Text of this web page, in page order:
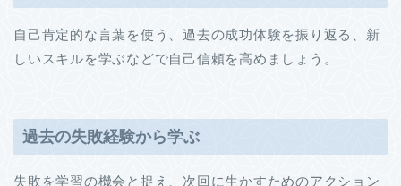
自己肯定的な言葉を使う、過去の成功体験を振り返る、新
しいスキルを学ぶなどで自己信頼を高めましょう。
過去の失敗経験から学ぶ
失敗を学習の機会と捉え、次回に生かすためのアクション